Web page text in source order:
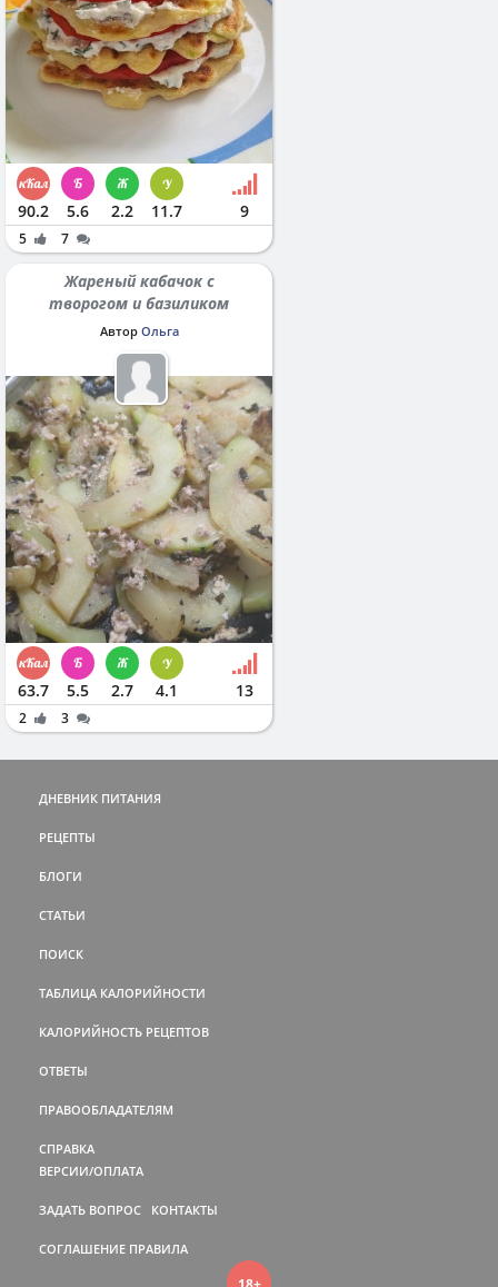
90.2 5.6 2.2 11.7 9
5 7
Жареный кабачок с
творогом и базиликом
Автор Ольга
63.7 5.5 2.7 4.1 13
2 3
ДНЕВНИК ПИТАНИЯ
РЕЦЕПТЫ
БЛОГИ
СТАТЬИ
ПОИСК
ТАБЛИЦА КАЛОРИЙНОСТИ
КАЛОРИЙНОСТЬ РЕЦЕПТОВ
ОТВЕТЫ
ПРАВООБЛАДАТЕЛЯМ
СПРАВКА
ВЕРСИИ/ОПЛАТА
ЗАДАТЬ ВОПРОС КОНТАКТЫ
СОГЛАШЕНИЕ ПРАВИЛА